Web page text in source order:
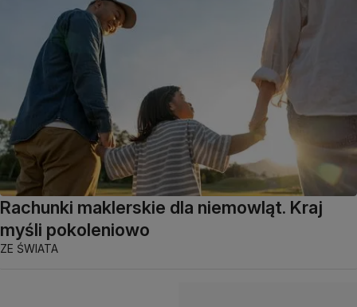
Rachunki maklerskie dla niemowląt. Kraj
myśli pokoleniowo
ZE ŚWIATA